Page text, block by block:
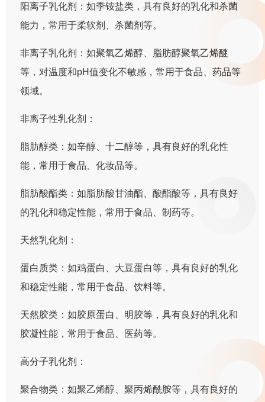
阳离子乳化剂：如季铵盐类，具有良好的乳化和杀菌
能力，常用于柔软剂、杀菌剂等。
非离子乳化剂：如聚氧乙烯醇、脂肪醇聚氧乙烯醚
等，对温度和pH值变化不敏感，常用于食品、药品等
领域。
非离子性乳化剂：
脂肪醇类：如辛醇、十二醇等，具有良好的乳化性
能，常用于食品、化妆品等。
脂肪酸酯类：如脂肪酸甘油酯、酸酯酸等，具有良好
的乳化和稳定性能，常用于食品、制药等。
天然乳化剂：
蛋白质类：如鸡蛋白、大豆蛋白等，具有良好的乳化
和稳定性能，常用于食品、饮料等。
天然胶类：如胶原蛋白、明胶等，具有良好的乳化和
胶凝性能，常用于食品、医药等。
高分子乳化剂：
聚合物类：如聚乙烯醇、聚丙烯酰胺等，具有良好的